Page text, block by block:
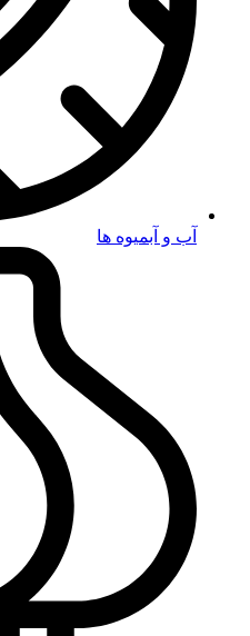
آب و آبمیوه ها